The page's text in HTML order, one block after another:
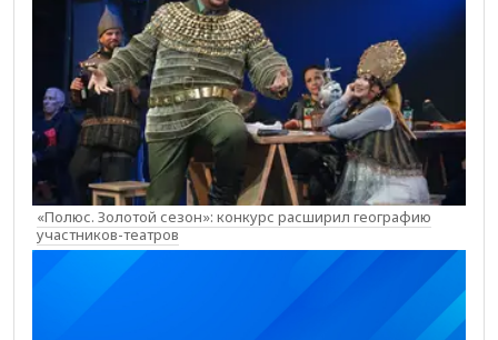
«Полюс. Золотой сезон»: конкурс расширил географию
участников-театров